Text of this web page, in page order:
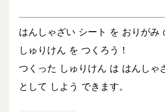
はんしゃざい シート を おりがみ
しゅりけん を つくろう！
つくった しゅりけん は はんしゃ
として しよう できます。